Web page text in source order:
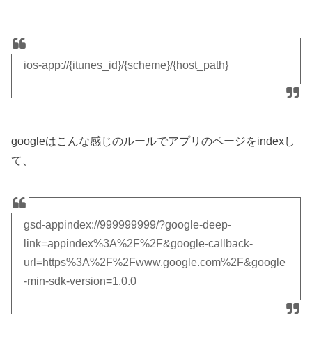
ios-app://{itunes_id}/{scheme}/{host_path}
googleはこんな感じのルールでアプリのページをindexし
て、
gsd-appindex://999999999/?google-deep-
link=appindex%3A%2F%2F&google-callback-
url=https%3A%2F%2Fwww.google.com%2F&google
-min-sdk-version=1.0.0